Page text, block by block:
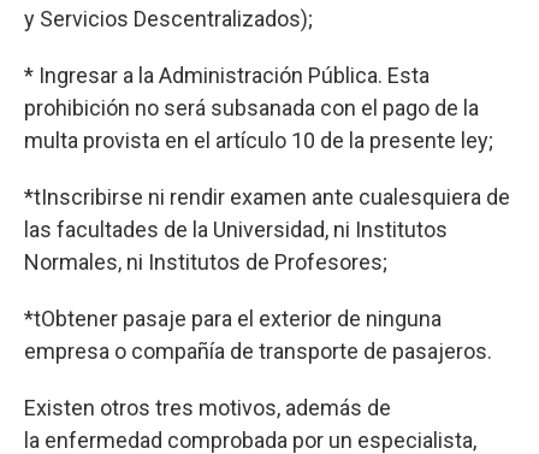
y Servicios Descentralizados);
* Ingresar a la Administración Pública. Esta
prohibición no será subsanada con el pago de la
multa provista en el artículo 10 de la presente ley;
*tInscribirse ni rendir examen ante cualesquiera de
las facultades de la Universidad, ni Institutos
Normales, ni Institutos de Profesores;
*tObtener pasaje para el exterior de ninguna
empresa o compañía de transporte de pasajeros.
Existen otros tres motivos, además de
la enfermedad comprobada por un especialista,